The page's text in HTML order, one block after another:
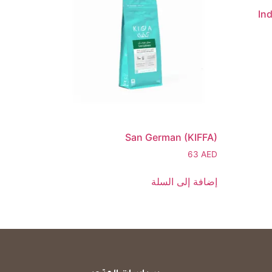
San German (KIFFA)
63 AED
إضافة إلى السلة